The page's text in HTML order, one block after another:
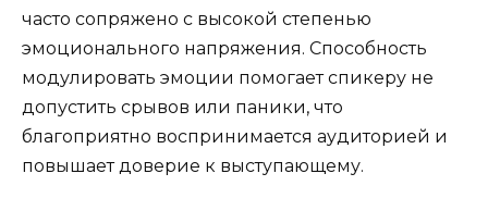
часто сопряжено с высокой степенью
эмоционального напряжения. Способность
модулировать эмоции помогает спикеру не
допустить срывов или паники, что
благоприятно воспринимается аудиторией и
повышает доверие к выступающему.